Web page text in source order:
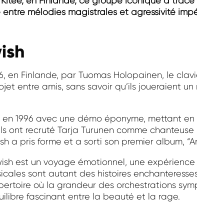
mélodies magistrales et agressivité
en Finlande, par Tuomas Holopainen, le
entre amis, sans savoir qu’ils joueraient
1996 avec une démo éponyme, mettant
ont recruté Tarja Turunen comme
a pris forme et a sorti son premier album,
est un voyage émotionnel, une
sont autant des histoires
où la grandeur des orchestrations
fascinant entre la beauté et la rage.